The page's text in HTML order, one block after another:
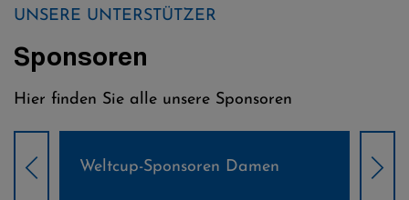
UNSERE UNTERSTÜTZER
Sponsoren
Hier finden Sie alle unsere Sponsoren
Weltcup-Sponsoren Damen